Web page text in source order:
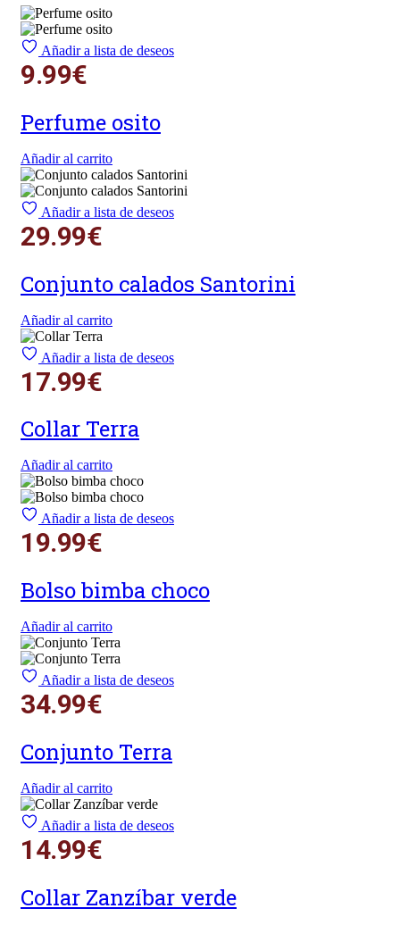
Añadir a lista de deseos
9.99€
Perfume osito
Añadir al carrito
Añadir a lista de deseos
29.99€
Conjunto calados Santorini
Añadir al carrito
Añadir a lista de deseos
17.99€
Collar Terra
Añadir al carrito
Añadir a lista de deseos
19.99€
Bolso bimba choco
Añadir al carrito
Añadir a lista de deseos
34.99€
Conjunto Terra
Añadir al carrito
Añadir a lista de deseos
14.99€
Collar Zanzíbar verde